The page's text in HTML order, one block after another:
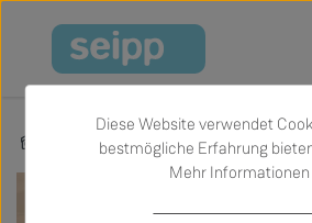
Zum Hauptinhalt springen
Weishäupl
Diese Website verwendet
bestmögliche Erfahrung
Mehr Informationen